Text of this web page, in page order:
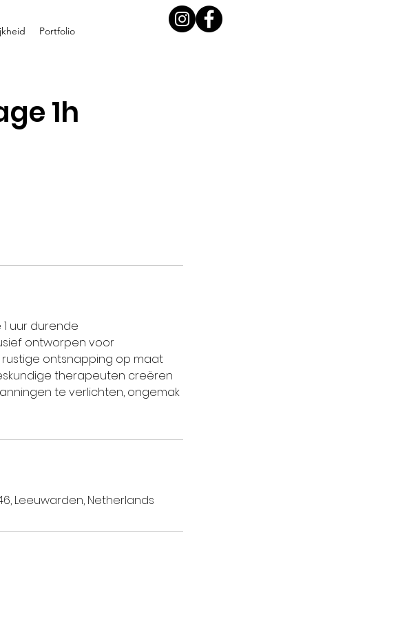
Portfolio
1h
uur durende
ontworpen voor
ontsnapping op maat
therapeuten creëren
te verlichten, ongemak
Leeuwarden, Netherlands